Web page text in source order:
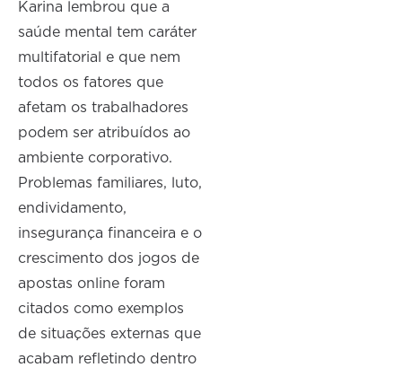
Karina lembrou que a
saúde mental tem caráter
multifatorial e que nem
todos os fatores que
afetam os trabalhadores
podem ser atribuídos ao
ambiente corporativo.
Problemas familiares, luto,
endividamento,
insegurança financeira e o
crescimento dos jogos de
apostas online foram
citados como exemplos
de situações externas que
acabam refletindo dentro